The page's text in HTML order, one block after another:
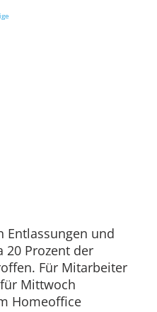
Entlassungen und
20 Prozent der
Für Mitarbeiter
Mittwoch
Homeoffice